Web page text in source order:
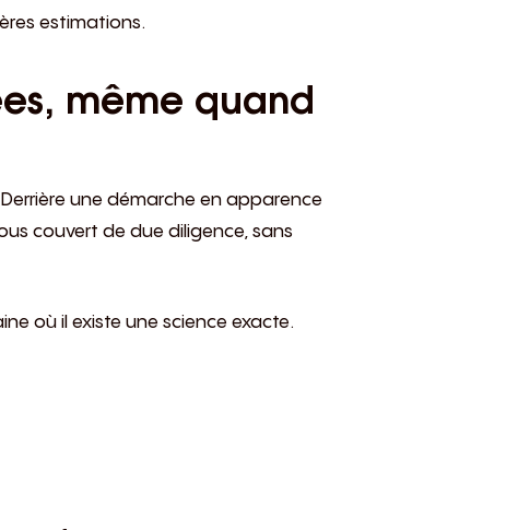
estimations.
même quand
une démarche en apparence
couvert de due diligence, sans
où il existe une science exacte.